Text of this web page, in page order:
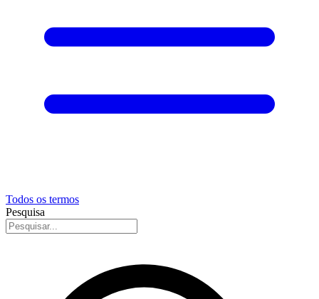
Todos os termos
Pesquisa